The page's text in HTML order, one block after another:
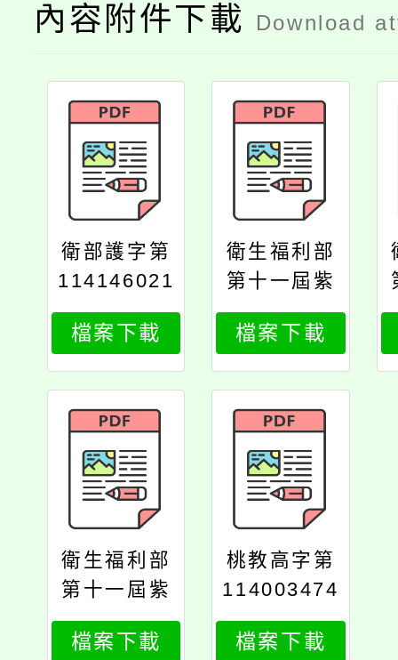
內容附件下載 Download
衛部護字第
114146021
6號
檔案下載
衛生福利部
第十一屆紫
絲帶獎徵選
辦法
檔案下載
衛生福利部
第十一屆紫
絲帶獎活動
同意書
檔案下載
桃教高字第
114003474
7號
檔案下載